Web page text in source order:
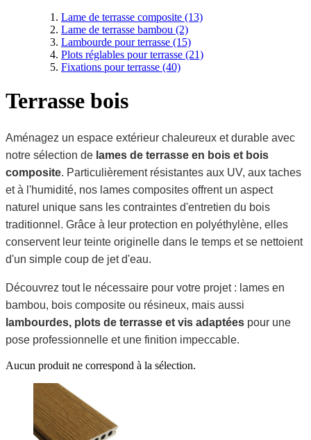
Lame de terrasse composite (13)
Lame de terrasse bambou (2)
Lambourde pour terrasse (15)
Plots réglables pour terrasse (21)
Fixations pour terrasse (40)
Terrasse bois
Aménagez un espace extérieur chaleureux et durable avec
notre sélection de lames de terrasse en bois et bois
composite. Particulièrement résistantes aux UV, aux taches
et à l'humidité, nos lames composites offrent un aspect
naturel unique sans les contraintes d'entretien du bois
traditionnel. Grâce à leur protection en polyéthylène, elles
conservent leur teinte originelle dans le temps et se nettoient
d'un simple coup de jet d'eau.
Découvrez tout le nécessaire pour votre projet : lames en
bambou, bois composite ou résineux, mais aussi
lambourdes, plots de terrasse et vis adaptées pour une
pose professionnelle et une finition impeccable.
Aucun produit ne correspond à la sélection.